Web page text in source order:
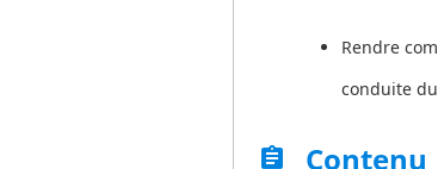
Rendre
conduite
assignment Contenu